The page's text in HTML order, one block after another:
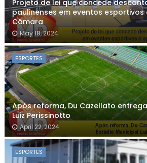
Projeto de lei que concede
paulinenses em eventos
Câmara
May 18, 2024
ESPORTES
Após reforma, Du Cazellato
Luiz Perissinotto
April 22, 2024
ESPORTES